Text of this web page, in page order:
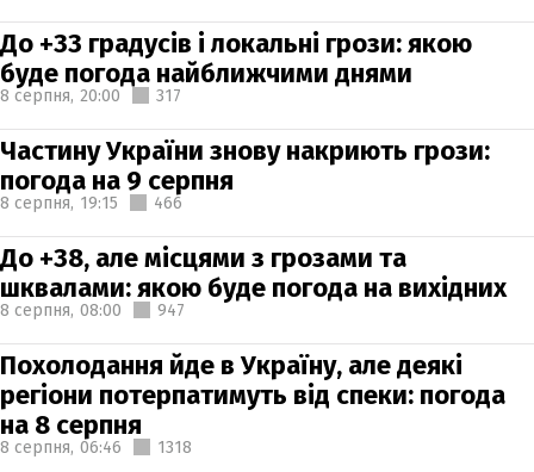
До +33 градусів і локальні грози: якою
буде погода найближчими днями
8 серпня, 20:00 317
Частину України знову накриють грози:
погода на 9 серпня
8 серпня, 19:15 466
До +38, але місцями з грозами та
шквалами: якою буде погода на вихідних
8 серпня, 08:00 947
Похолодання йде в Україну, але деякі
регіони потерпатимуть від спеки: погода
на 8 серпня
8 серпня, 06:46 1318